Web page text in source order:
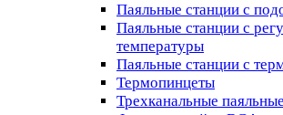
Паяльные станции с
Паяльные станции с
температуры
Паяльные станции с
Термопинцеты
Трехканальные